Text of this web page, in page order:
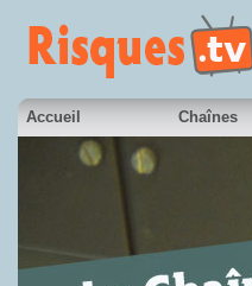
Accueil Chaînes